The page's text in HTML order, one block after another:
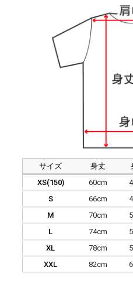
サイズ 身丈
XS(150)
60cm
S
66cm
M
70cm
L
74cm
XL
78cm
XXL
82cm